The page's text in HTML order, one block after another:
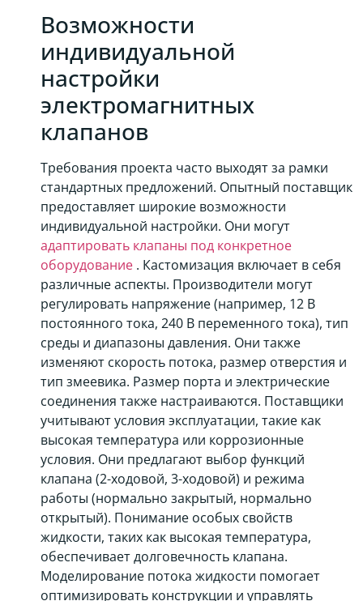
Возможности
индивидуальной
настройки
электромагнитных
клапанов
Требования проекта часто выходят за рамки
стандартных предложений. Опытный поставщик
предоставляет широкие возможности
индивидуальной настройки. Они могут
адаптировать клапаны под конкретное
оборудование . Кастомизация включает в себя
различные аспекты. Производители могут
регулировать напряжение (например, 12 В
постоянного тока, 240 В переменного тока), тип
среды и диапазоны давления. Они также
изменяют скорость потока, размер отверстия и
тип змеевика. Размер порта и электрические
соединения также настраиваются. Поставщики
учитывают условия эксплуатации, такие как
высокая температура или коррозионные
условия. Они предлагают выбор функций
клапана (2-ходовой, 3-ходовой) и режима
работы (нормально закрытый, нормально
открытый). Понимание особых свойств
жидкости, таких как высокая температура,
обеспечивает долговечность клапана.
Моделирование потока жидкости помогает
оптимизировать конструкции и управлять